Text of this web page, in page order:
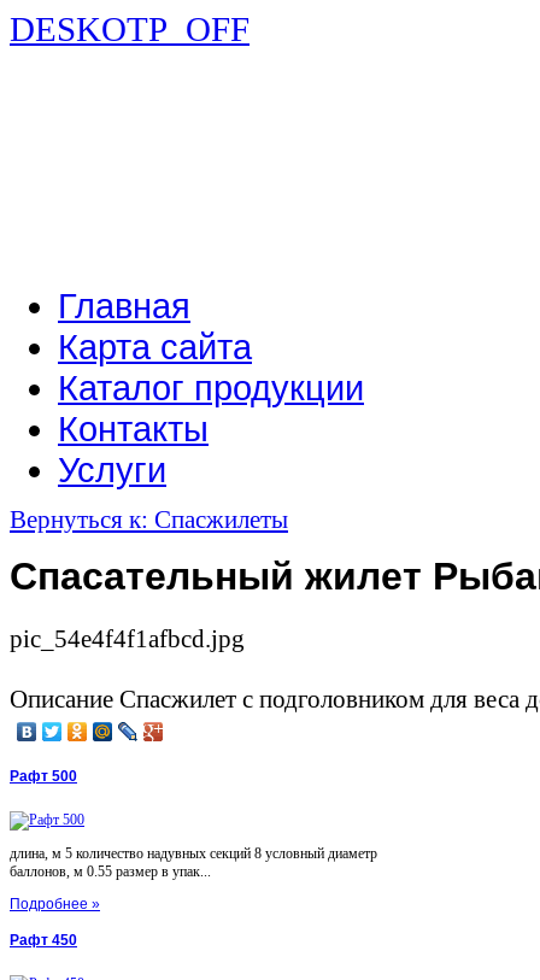
DESKOTP_OFF
Главная
Карта сайта
Каталог продукции
Контакты
Услуги
Вернуться к: Спасжилеты
Спасательный жилет
pic_54e4f4f1afbcd.jpg
Описание Спасжилет с подголовником для веса
Рафт 500
длина, м 5 количество надувных секций 8 условный диаметр
баллонов, м 0.55 размер в упак...
Подробнее »
Рафт 450